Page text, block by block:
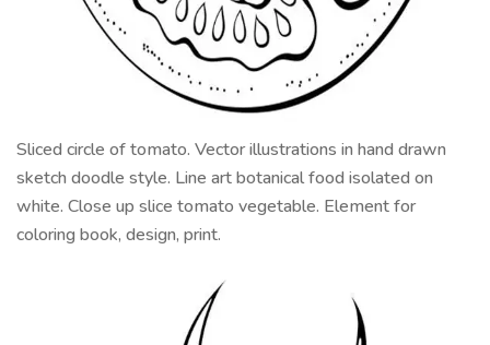
Sliced circle of tomato. Vector illustrations in hand drawn
sketch doodle style. Line art botanical food isolated on
white. Close up slice tomato vegetable. Element for
coloring book, design, print.